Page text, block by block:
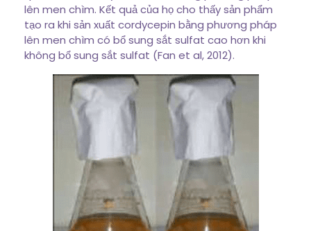
lên men chìm. Kết quả của họ cho thấy sản phẩm
tạo ra khi sản xuất cordycepin bằng phương pháp
lên men chìm có bổ sung sắt sulfat cao hơn khi
không bổ sung sắt sulfat (Fan et al, 2012).